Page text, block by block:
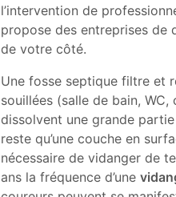
l’intervention de
propose des entreprises de
de votre côté.
Une fosse septique filtre et
souillées (salle de bain, WC,
dissolvent une grande
reste qu’une couche en
nécessaire de vidanger de
ans la fréquence d’une